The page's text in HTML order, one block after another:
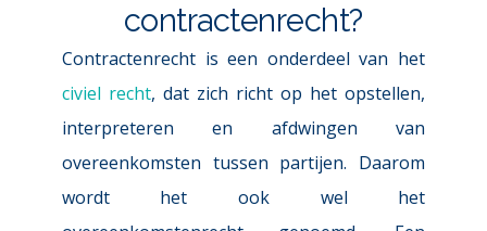
contractenrecht?
civiel recht, dat zich richt op het opstellen,
interpreteren en afdwingen van
overeenkomsten tussen partijen. Daarom
wordt het ook wel het